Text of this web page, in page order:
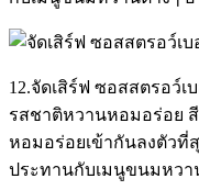
12.จัดเสิร์ฟ ซอสสตรอว์
รสชาติหวานหอมอร่อย
หอมอร่อยเข้ากันลงตัวที่
ประทานกับเมนูขนมหวา